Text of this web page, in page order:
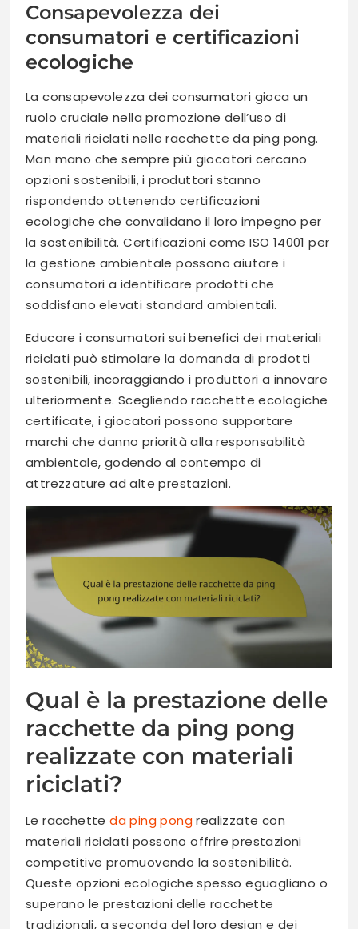
Consapevolezza dei
consumatori e certificazioni
ecologiche
La consapevolezza dei consumatori gioca un
ruolo cruciale nella promozione dell’uso di
materiali riciclati nelle racchette da ping pong.
Man mano che sempre più giocatori cercano
opzioni sostenibili, i produttori stanno
rispondendo ottenendo certificazioni
ecologiche che convalidano il loro impegno per
la sostenibilità. Certificazioni come ISO 14001 per
la gestione ambientale possono aiutare i
consumatori a identificare prodotti che
soddisfano elevati standard ambientali.
Educare i consumatori sui benefici dei materiali
riciclati può stimolare la domanda di prodotti
sostenibili, incoraggiando i produttori a innovare
ulteriormente. Scegliendo racchette ecologiche
certificate, i giocatori possono supportare
marchi che danno priorità alla responsabilità
ambientale, godendo al contempo di
attrezzature ad alte prestazioni.
Qual è la prestazione delle
racchette da ping pong
realizzate con materiali
riciclati?
Le racchetteda ping pongrealizzate con
materiali riciclati possono offrire prestazioni
competitive promuovendo la sostenibilità.
Queste opzioni ecologiche spesso eguagliano o
superano le prestazioni delle racchette
tradizionali, a seconda del loro design e dei